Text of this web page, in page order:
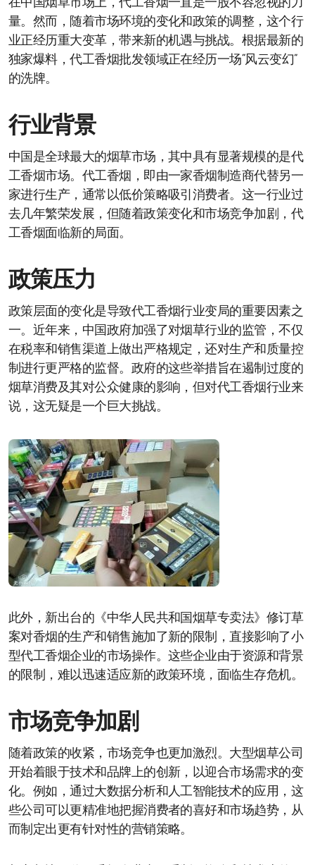
在中国烟草市场上，代工香烟一直是一股不容忽视的力
量。然而，随着市场环境的变化和政策的调整，这个行
业正经历重大变革，带来新的机遇与挑战。根据最新的
独家爆料，代工香烟批发领域正在经历一场“风云变幻”
的洗牌。
行业背景
中国是全球最大的烟草市场，其中具有显著规模的是代
工香烟市场。代工香烟，即由一家香烟制造商代替另一
家进行生产，通常以低价策略吸引消费者。这一行业过
去几年繁荣发展，但随着政策变化和市场竞争加剧，代
工香烟面临新的局面。
政策压力
政策层面的变化是导致代工香烟行业变局的重要因素之
一。近年来，中国政府加强了对烟草行业的监管，不仅
在税率和销售渠道上做出严格规定，还对生产和质量控
制进行更严格的监督。政府的这些举措旨在遏制过度的
烟草消费及其对公众健康的影响，但对代工香烟行业来
说，这无疑是一个巨大挑战。
此外，新出台的《中华人民共和国烟草专卖法》修订草
案对香烟的生产和销售施加了新的限制，直接影响了小
型代工香烟企业的市场操作。这些企业由于资源和背景
的限制，难以迅速适应新的政策环境，面临生存危机。
市场竞争加剧
随着政策的收紧，市场竞争也更加激烈。大型烟草公司
开始着眼于技术和品牌上的创新，以迎合市场需求的变
化。例如，通过大数据分析和人工智能技术的应用，这
些公司可以更精准地把握消费者的喜好和市场趋势，从
而制定出更有针对性的营销策略。